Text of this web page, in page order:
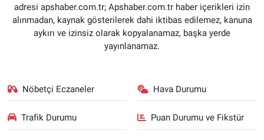
adresi apshaber.com.tr; Apshaber.com.tr haber içerikleri izin
alınmadan, kaynak gösterilerek dahi iktibas edilemez, kanuna
aykırı ve izinsiz olarak kopyalanamaz, başka yerde
yayınlanamaz.
Nöbetçi Eczaneler Hava Durumu
Trafik Durumu Puan Durumu ve Fikstür